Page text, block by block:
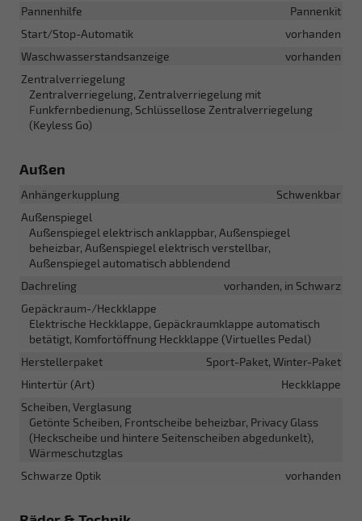
Pannenhilfe
Pannenkit
Start/Stop-Automatik
vorhanden
Waschwasserstandsanzeige
vorhanden
Zentralverriegelung
Zentralverriegelung, Zentralverriegelung mit
Funkfernbedienung, Schlüssellose Zentralverriegelung
(Keyless Go)
Außen
Anhängerkupplung
Schwenkbar
Außenspiegel
Außenspiegel elektrisch anklappbar, Außenspiegel
beheizbar, Außenspiegel elektrisch verstellbar,
Außenspiegel automatisch abblendend
Dachreling
vorhanden, in Schwarz
Gepäckraum-/Heckklappe
Elektrische Heckklappe, Gepäckraumklappe automatisch
betätigt, Komfortöffnung Heckklappe (Virtuelles Pedal)
Herstellerpaket
Sport-Paket, Winter-Paket
Hintertür (Art)
Heckklappe
Scheiben, Verglasung
Getönte Scheiben, Frontscheibe beheizbar, Privacy Glass
(Heckscheibe und hintere Seitenscheiben abgedunkelt),
Wärmeschutzglas
Schwarze Optik
vorhanden